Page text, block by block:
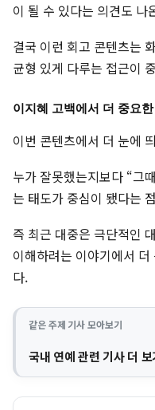
이 될 수 있다는 의견도 나
결국 이런 회고 콘텐츠는
균형 있게 다루는 접근이
이지혜 고백에서 더 중요
이번 콘텐츠에서 더 눈에
누가 잘못했는지보다 “그
는 태도가 중심이 됐다는
즉 최근 대중은 극단적인
이해하려는 이야기에서
다.
같은 주제 기사 모아보기
국내 연예 관련 기사 더